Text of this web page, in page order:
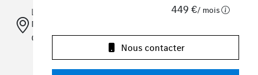
449 €/ mois
Nous contacter
Localisation
Mercedes-Benz Kroely
Colmar